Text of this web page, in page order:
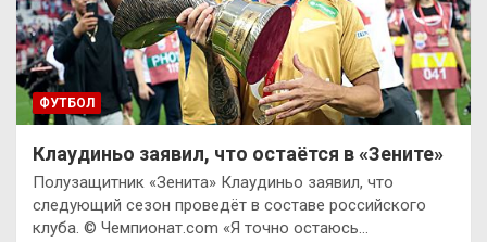
ФУТБОЛ
Клаудиньо заявил, что остаётся в «Зените»
Полузащитник «Зенита» Клаудиньо заявил, что
следующий сезон проведёт в составе российского
клуба. © Чемпионат.com «Я точно остаюсь…